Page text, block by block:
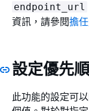
endpoint_url
資訊，請參閱擔
設定優先
此功能的設定可